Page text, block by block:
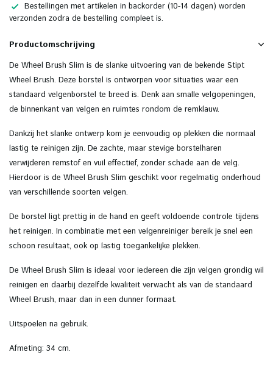
Bestellingen met artikelen in backorder (10-14 dagen) worden
verzonden zodra de bestelling compleet is.
Productomschrijving
De Wheel Brush Slim is de slanke uitvoering van de bekende Stipt
Wheel Brush. Deze borstel is ontworpen voor situaties waar een
standaard velgenborstel te breed is. Denk aan smalle velgopeningen,
de binnenkant van velgen en ruimtes rondom de remklauw.
Dankzij het slanke ontwerp kom je eenvoudig op plekken die normaal
lastig te reinigen zijn. De zachte, maar stevige borstelharen
verwijderen remstof en vuil effectief, zonder schade aan de velg.
Hierdoor is de Wheel Brush Slim geschikt voor regelmatig onderhoud
van verschillende soorten velgen.
De borstel ligt prettig in de hand en geeft voldoende controle tijdens
het reinigen. In combinatie met een velgenreiniger bereik je snel een
schoon resultaat, ook op lastig toegankelijke plekken.
De Wheel Brush Slim is ideaal voor iedereen die zijn velgen grondig wil
reinigen en daarbij dezelfde kwaliteit verwacht als van de standaard
Wheel Brush, maar dan in een dunner formaat.
Uitspoelen na gebruik.
Afmeting: 34 cm.